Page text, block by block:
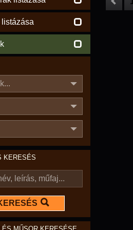
KERESÉS